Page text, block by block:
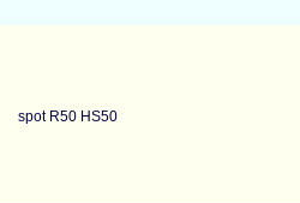
spot R50 HS50